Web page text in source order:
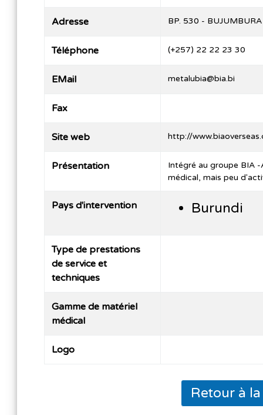
Adresse BP. 530 - BUJUMBURA
Téléphone (+257) 22 22 23 30
EMail metalubia@bia.bi
Fax
Site web http://
Présentation
Intégré au groupe BIA
médical, mais peu
Pays d'intervention Burundi
Type de prestations
de service et
techniques
Gamme de matériel
médical
Logo
Retour à